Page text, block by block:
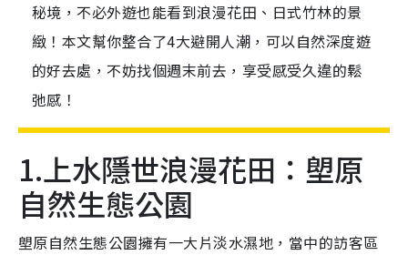
秘境，不必外遊也能看到浪漫花田、日式竹林的景
緻！本文幫你整合了4大避開人潮，可以自然深度遊
的好去處，不妨找個週末前去，享受感受久違的鬆
弛感！
1.上水隱世浪漫花田：塱原
自然生態公園
塱原自然生態公園擁有一大片淡水濕地，當中的訪客區